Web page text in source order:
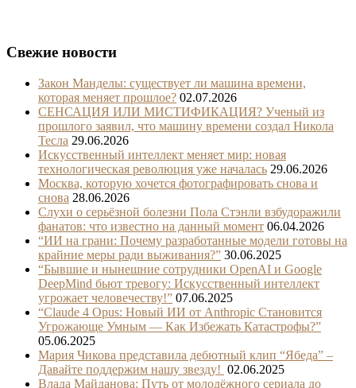
Свежие новости
Закон Манделы: существует ли машина времени,
которая меняет прошлое? 02.07.2026
СЕНСАЦИЯ ИЛИ МИСТИФИКАЦИЯ? Ученый из
прошлого заявил, что машину времени создал Никола
Тесла 29.06.2026
Искусственный интеллект меняет мир: новая
технологическая революция уже началась 29.06.2026
Москва, которую хочется фотографировать снова и
снова 28.06.2026
Слухи о серьёзной болезни Пола Стэнли взбудоражили
фанатов: что известно на данный момент 06.04.2026
“ИИ на грани: Почему разработанные модели готовы на
крайние меры ради выживания?” 30.06.2025
“Бывшие и нынешние сотрудники OpenAI и Google
DeepMind бьют тревогу: Искусственный интеллект
угрожает человечеству!” 07.06.2025
“Claude 4 Opus: Новый ИИ от Anthropic Становится
Угрожающе Умным — Как Избежать Катастрофы?”
05.06.2025
Мария Чикова представила дебютный клип “Ябеда” –
Давайте поддержим нашу звезду! 02.06.2025
Влада Майданова: Путь от молодёжного сериала до